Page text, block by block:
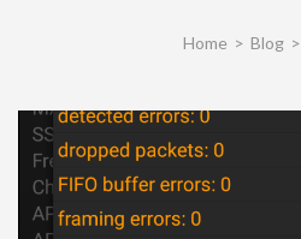
Home > Blog >